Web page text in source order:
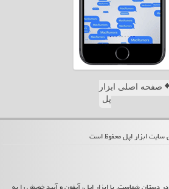
صفحه اصلی ابزار
پل